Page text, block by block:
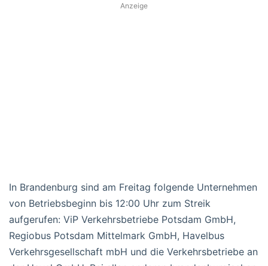
Anzeige
In Brandenburg sind am Freitag folgende Unternehmen
von Betriebsbeginn bis 12:00 Uhr zum Streik
aufgerufen: ViP Verkehrsbetriebe Potsdam GmbH,
Regiobus Potsdam Mittelmark GmbH, Havelbus
Verkehrsgesellschaft mbH und die Verkehrsbetriebe an